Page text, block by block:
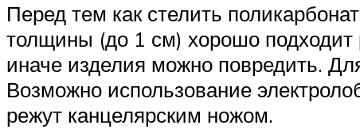
Перед тем как стелить
толщины (до 1 см) хорошо подходит
иначе изделия можно повредить.
Возможно использование
режут канцелярским ножом.